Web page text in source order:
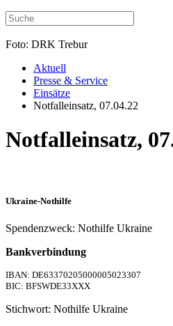
Foto: DRK Trebur
Aktuell
Presse & Service
Einsätze
Notfalleinsatz, 07.04.22
Notfalleinsatz,
Ukraine-Nothilfe
Spendenzweck: Nothilfe Ukraine
Bankverbindung
IBAN: DE63370205000005023307
BIC: BFSWDE33XXX
Stichwort: Nothilfe Ukraine